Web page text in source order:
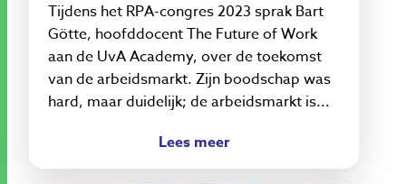
Tijdens het RPA-congres 2023 sprak Bart
Götte, hoofddocent The Future of Work
aan de UvA Academy, over de toekomst
van de arbeidsmarkt. Zijn boodschap was
hard, maar duidelijk; de arbeidsmarkt is...
Lees meer